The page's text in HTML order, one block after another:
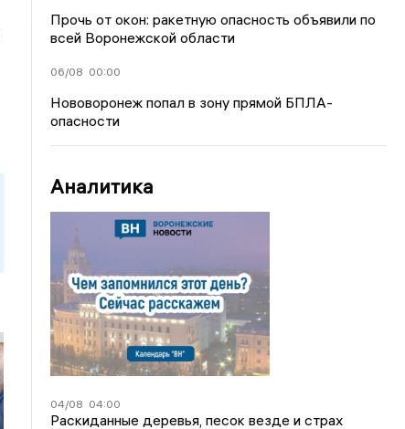
Прочь от окон: ракетную опасность объявили по
всей Воронежской области
06/08 00:00
Нововоронеж попал в зону прямой БПЛА-
опасности
Аналитика
04/08 04:00
Раскиданные деревья, песок везде и страх